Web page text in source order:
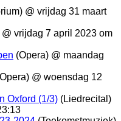
@ vrijdag 31 maart
vrijdag 7 april 2023 om
(Opera) @ maandag
@ woensdag 12
Oxford (1/3) (Liedrecital)